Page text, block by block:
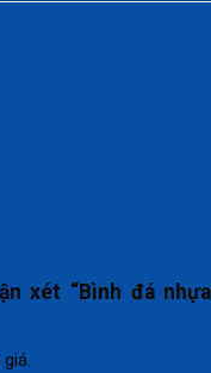
xét “Bình đá nhựa